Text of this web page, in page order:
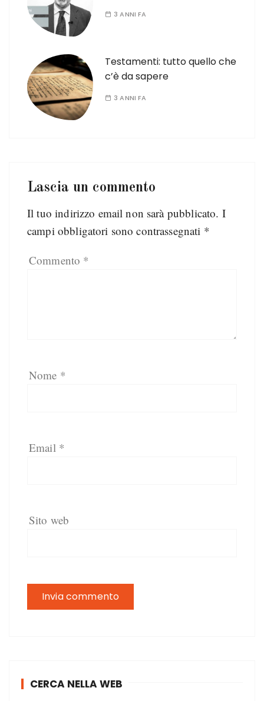
3 ANNI FA
Testamenti: tutto quello che
c’è da sapere
3 ANNI FA
Lascia un commento
Il tuo indirizzo email non sarà pubblicato. I
campi obbligatori sono contrassegnati *
Commento *
Nome *
Email *
Sito web
CERCA NELLA WEB